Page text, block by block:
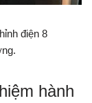
điện 8
hành